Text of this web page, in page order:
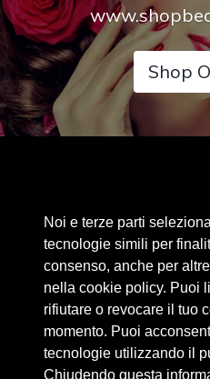
Noi e terze parti
tecnologie simili per
consenso, anche per
nella cookie policy. Puoi
rifiutare o revocare il tuo
momento. Puoi
tecnologie utilizzando il
Chiudendo questa
Shop
Cookie
Privacy
BEAUTYTIME